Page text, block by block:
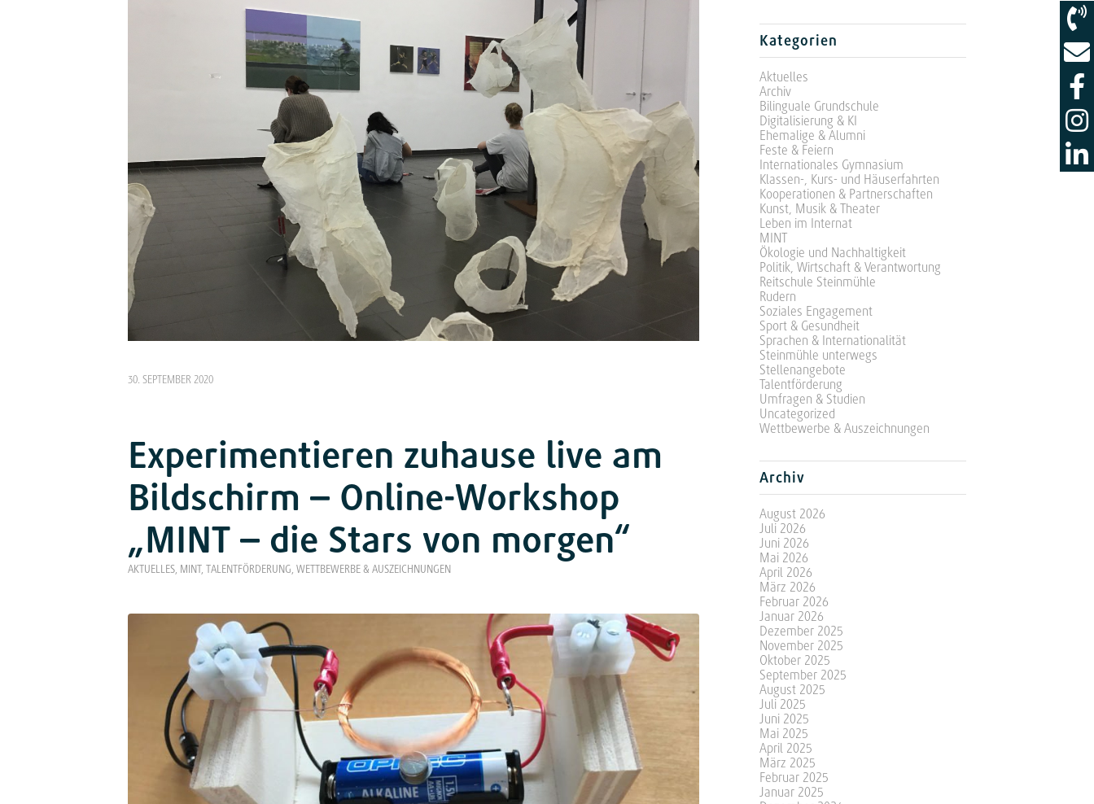
30. SEPTEMBER 2020
Experimentieren zuhause live am
Bildschirm – Online-Workshop
„MINT – die Stars von morgen“
AKTUELLES MINT, TALENTFÖRDERUNG WETTBEWERBE & AUSZEICHNUNGEN
Kategorien
Aktuelles
Archiv
Bilinguale Grundschule
Digitalisierung & KI
Ehemalige & Alumni
Feste & Feiern
Internationales Gymnasium
Klassen-, Kurs- und Häuserfahrten
Kooperationen & Partnerschaften
Kunst, Musik & Theater
Leben im Internat
MINT
Ökologie und Nachhaltigkeit
Politik, Wirtschaft & Verantwortung
Reitschule Steinmühle
Rudern
Soziales Engagement
Sport & Gesundheit
Sprachen & Internationalität
Steinmühle unterwegs
Stellenangebote
Talentförderung
Umfragen & Studien
Uncategorized
Wettbewerbe & Auszeichnungen
Archiv
August 2026
Juli 2026
Juni 2026
Mai 2026
April 2026
März 2026
Februar 2026
Januar 2026
Dezember 2025
November 2025
Oktober 2025
September 2025
August 2025
Juli 2025
Juni 2025
Mai 2025
April 2025
März 2025
Februar 2025
Januar 2025